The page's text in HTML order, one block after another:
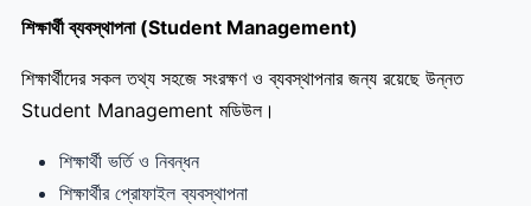
শিক্ষার্থী ব্যবস্থাপনা (Student Management)
শিক্ষার্থীদের সকল তথ্য সহজে সংরক্ষণ ও ব্যবস্থাপনার জন্য রয়েছে উন্নত
Student Management মডিউল।
শিক্ষার্থী ভর্তি ও নিবন্ধন
শিক্ষার্থীর প্রোফাইল ব্যবস্থাপনা